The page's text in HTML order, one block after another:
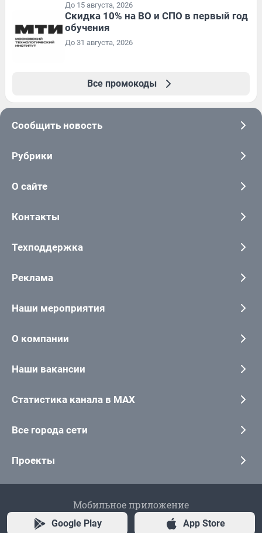
До 15 августа, 2026
Скидка 10% на ВО и СПО в первый год
обучения
До 31 августа, 2026
Все промокоды
Сообщить новость
Рубрики
О сайте
Контакты
Техподдержка
Реклама
Наши мероприятия
О компании
Наши вакансии
Статистика канала в MAX
Все города сети
Проекты
Мобильное приложение
Google Play App Store